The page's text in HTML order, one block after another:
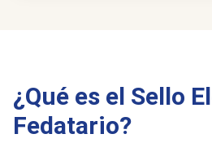
¿Qué es el Sello
Fedatario?